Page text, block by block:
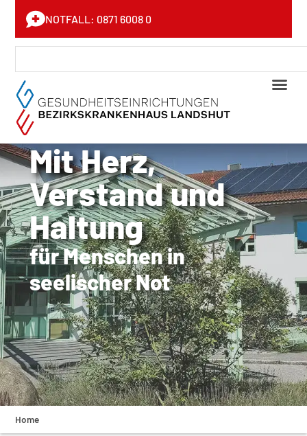
NOTFALL: 0871 6008 0
Mit Herz,
Verstand und
Haltung
für Menschen in
seeli­scher Not
Home